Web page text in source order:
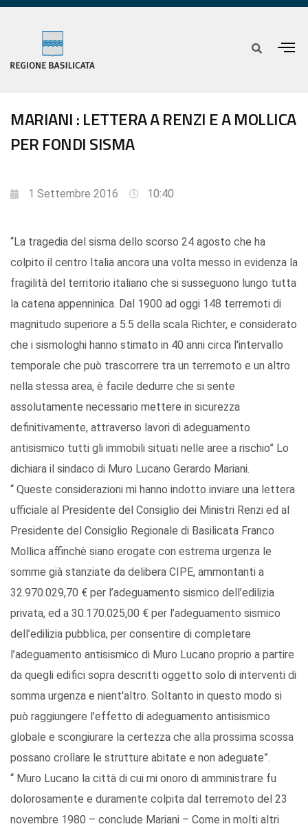
MARIANI : LETTERA A RENZI E A MOLLICA
PER FONDI SISMA
1 Settembre 2016 10:40
“La tragedia del sisma dello scorso 24 agosto che ha
colpito il centro Italia ancora una volta messo in evidenza la
fragilità del territorio italiano che si susseguono lungo tutta
la catena appenninica. Dal 1900 ad oggi 148 terremoti di
magnitudo superiore a 5.5 della scala Richter, e considerato
che i sismologhi hanno stimato in 40 anni circa l'intervallo
temporale che può trascorrere tra un terremoto e un altro
nella stessa area, è facile dedurre che si sente
assolutamente necessario mettere in sicurezza
definitivamente, attraverso lavori di adeguamento
antisismico tutti gli immobili situati nelle aree a rischio” Lo
dichiara il sindaco di Muro Lucano Gerardo Mariani.
“ Queste considerazioni mi hanno indotto inviare una lettera
ufficiale al Presidente del Consiglio dei Ministri Renzi ed al
Presidente del Consiglio Regionale di Basilicata Franco
Mollica affinchè siano erogate con estrema urgenza le
somme già stanziate da delibera CIPE, ammontanti a
32.970.029,70 € per l’adeguamento sismico dell’edilizia
privata, ed a 30.170.025,00 € per l’adeguamento sismico
dell’edilizia pubblica, per consentire di completare
l’adeguamento antisismico di Muro Lucano proprio a partire
da quegli edifici sopra descritti oggetto solo di interventi di
somma urgenza e nient'altro. Soltanto in questo modo si
può raggiungere l'effetto di adeguamento antisismico
globale e scongiurare la certezza che alla prossima scossa
possano crollare le strutture abitate e non adeguate”.
“ Muro Lucano la città di cui mi onoro di amministrare fu
dolorosamente e duramente colpita dal terremoto del 23
novembre 1980 – conclude Mariani – Come in molti altri